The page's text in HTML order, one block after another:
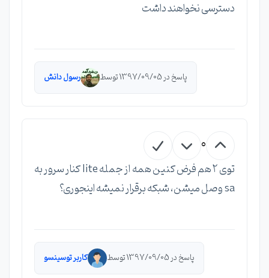
دسترسی نخواهند داشت
پاسخ در 1397/09/05 توسط رسول دانش
0
توی ۲ هم فرض کنین همه از جمله lite کنار سرور به
sa وصل میشن، شبکه برقرار نمیشه اینجوری؟
پاسخ در 1397/09/05 توسط کاربر توسینسو